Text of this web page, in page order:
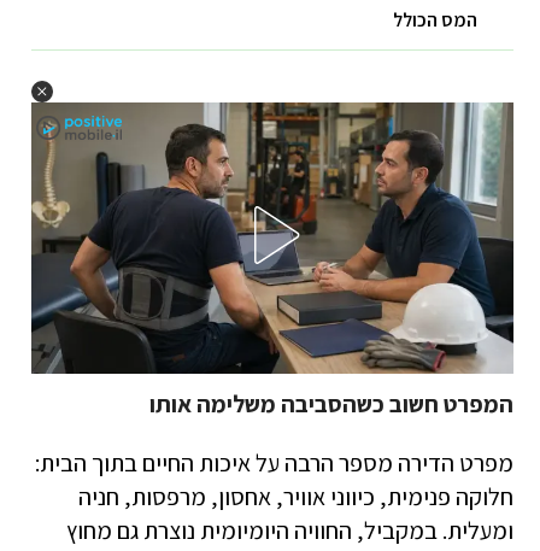
המס הכולל
המפרט חשוב כשהסביבה משלימה אותו
מפרט הדירה מספר הרבה על איכות החיים בתוך הבית:
חלוקה פנימית, כיווני אוויר, אחסון, מרפסות, חניה
ומעלית. במקביל, החוויה היומיומית נוצרת גם מחוץ